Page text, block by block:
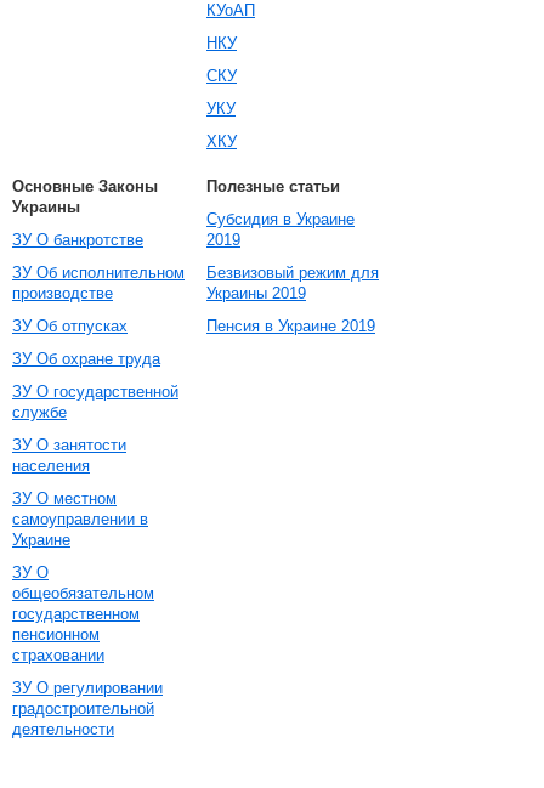
КУоАП
НКУ
СКУ
УКУ
ХКУ
Основные Законы
Украины
ЗУ О банкротстве
ЗУ Об исполнительном
производстве
ЗУ Об отпусках
ЗУ Об охране труда
ЗУ О государственной
службе
ЗУ О занятости
населения
ЗУ О местном
самоуправлении в
Украине
ЗУ О
общеобязательном
государственном
пенсионном
страховании
ЗУ О регулировании
градостроительной
деятельности
Полезные статьи
Субсидия в Украине
2019
Безвизовый режим для
Украины 2019
Пенсия в Украине 2019